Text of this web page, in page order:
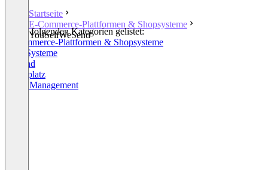
Startseite
E-Commerce-Plattformen & Shopsysteme
YouSellWeSend
In den folgenden Kategorien gelistet:
E-Commerce-Plattformen & Shopsysteme
ERP-Systeme
Versand
Marktplatz
Order Management